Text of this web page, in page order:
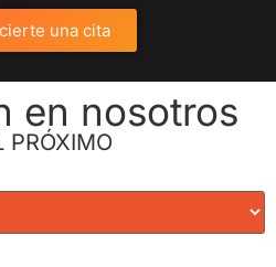
una cita
en nosotros
PRÓXIMO